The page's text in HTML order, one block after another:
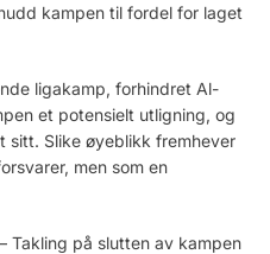
kampen til fordel for laget
ligakamp, forhindret Al-
et potensielt utligning, og
sitt. Slike øyeblikk fremhever
men som en
Takling på slutten av kampen